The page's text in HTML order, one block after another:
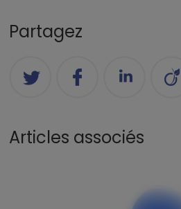
Partagez
Articles associés